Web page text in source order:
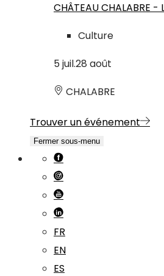
CHÂTEAU CHALABRE -
Culture
5 juil.28 août
CHALABRE
Trouver un événement
Fermer sous-menu
FR
EN
ES